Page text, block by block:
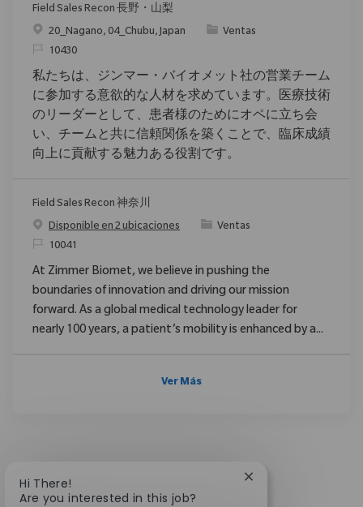
Field Sales Recon 長野・山梨
Ubicación
20_Nagano, 04_Chubu, Japan Categoría
Ventas
ReqId10430
私たちは、ジンマー・バイオメット社の営業チーム
に参加する意欲的な人材を求めています。医療技術
のリーダーとして、患者様のためにオペに立ち会
い、チームと共に信頼関係を築くことで、臨床成績
向上に貢献する魅力ある役割です。
Field Sales Recon 神奈川
Disponible en 2 ubicaciones
Categoría
Ventas
ReqId10041
At Zimmer Biomet, we believe in pushing the
boundaries of innovation and driving our mission
forward. As a global medical technology leader for
nearly 100 years, a patient’s mobility is enhanced by a...
Ver Más
Hi There!
Are you interested in this job?
Close chatbot